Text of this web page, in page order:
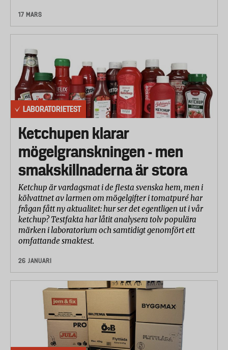
17 MARS
LABORATORIETEST
Ketchupen klarar
mögelgranskningen - men
smakskillnaderna är stora
Ketchup är vardagsmat i de flesta svenska hem, men i
kölvattnet av larmen om mögelgifter i tomatpuré har
frågan fått ny aktualitet: hur ser det egentligen ut i vår
ketchup? Testfakta har låtit analysera tolv populära
märken i laboratorium och samtidigt genomfört ett
omfattande smaktest.
26 JANUARI